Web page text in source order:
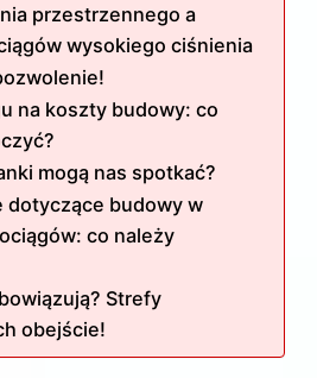
przestrzennego a
wysokiego ciśnienia
na koszty budowy: co
mogą nas spotkać?
dotyczące budowy w
co należy
Strefy
obejście!